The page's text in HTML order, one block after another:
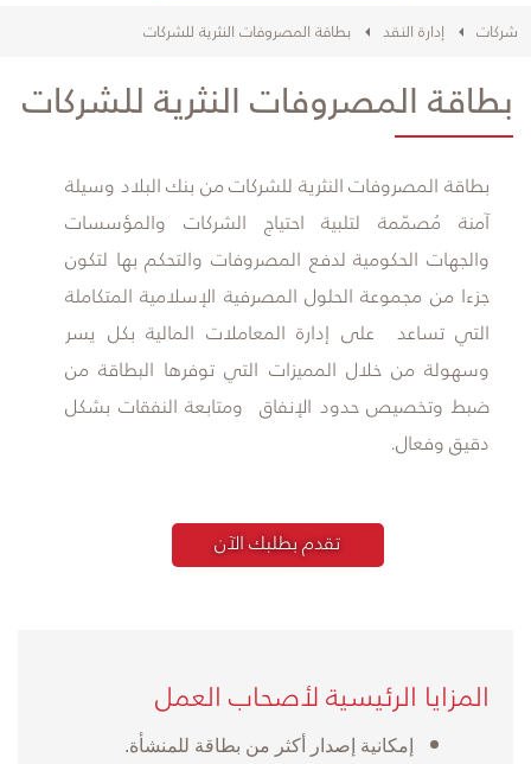
شركات إدارة النقد بطاقة المصروفات النثرية للشركات
بطاقة المصروفات النثرية للشركات
​بطاقة المصروفات النثرية للشركات من بنك البلاد وسيلة
آمنة مُصمّمة لتلبية احتياج الشركات والمؤسسات
والجهات الحكومية لدفع المصروفات والتحكم بها لتكون
جزءا من مجموعة الحلول المصرفية الإسلامية المتكاملة
التي تساعد على إدارة المعاملات المالية بكل يسر
وسهولة من خلال المميزات التي توفرها البطاقة من
ضبط وتخصيص حدود الإنفاق ومتابعة النفقات بشكل
دقيق وفعال.
تقدم بطلبك الآن
​المزايا الرئيسية لأصحاب العمل
إمكانية إصدار أكثر من بطاقة للمنشأة.